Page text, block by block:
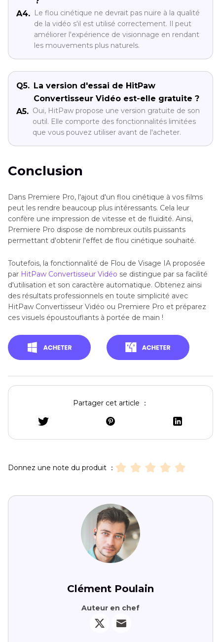
A4.
Le flou cinétique ne devrait pas nuire à la qualité
de la vidéo s'il est utilisé correctement. Il peut
améliorer l'expérience de visionnage en rendant
les mouvements plus naturels.
Q5. La version d'essai de HitPaw
Convertisseur Vidéo est-elle gratuite ?
A5. Oui, HitPaw propose une version gratuite de son
outil. Elle comporte des fonctionnalités limitées
que vous pouvez utiliser avant de l'acheter.
Conclusion
Dans Premiere Pro, l'ajout d'un flou cinétique à vos films
peut les rendre beaucoup plus intéressants. Cela leur
confère une impression de vitesse et de fluidité. Ainsi,
Premiere Pro dispose de nombreux outils puissants
permettant d'obtenir l'effet de flou cinétique souhaité.
Toutefois, la fonctionnalité de Flou de Visage IA proposée
par HitPaw Convertisseur Vidéo se distingue par sa facilité
d'utilisation et son caractère automatique. Obtenez ainsi
des résultats professionnels en toute simplicité avec
HitPaw Convertisseur Vidéo ou Premiere Pro et préparez
ces visuels époustouflants à portée de main !
Partager cet article ：
Donnez une note du produit ：
Clément Poulain
Auteur en chef